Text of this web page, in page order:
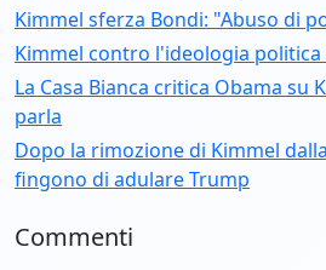
Kimmel sferza Bondi: "Abuso di
Kimmel contro l'ideologia politica
La Casa Bianca critica Obama su
parla
Dopo la rimozione di Kimmel
fingono di adulare Trump
Commenti